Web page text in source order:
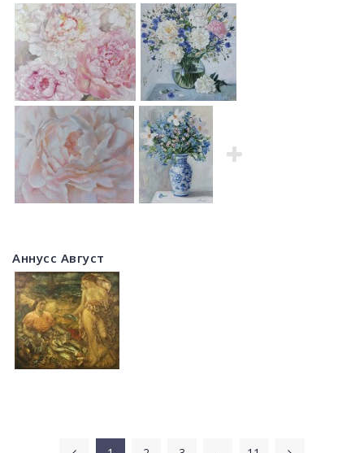
Аннусс Август